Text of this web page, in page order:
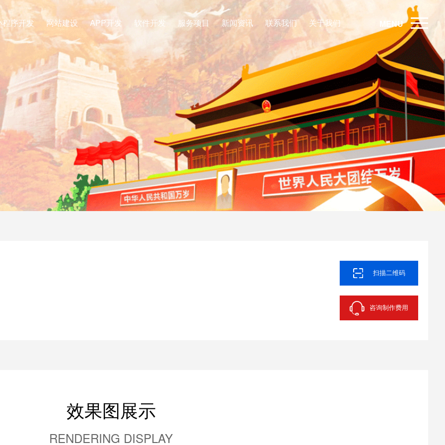
程序开发 网站建设 APP开发 软件开发 服务项目 新闻资讯 联系我们 关于我们 MENU
扫描二维码
咨询制作费用
效果图展示
RENDERING DISPLAY